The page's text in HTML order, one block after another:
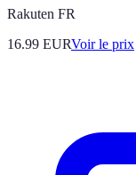
Rakuten FR
16.99 EURVoir le prix